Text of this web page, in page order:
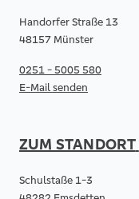
Handorfer Straße 13
48157 Münster
0251 - 5005 580
E-Mail senden
ZUM STANDORT
Schulstaße 1-3